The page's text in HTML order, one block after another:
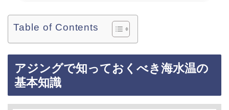
Table of Contents
アジングで知っておくべき海水温の
基本知識